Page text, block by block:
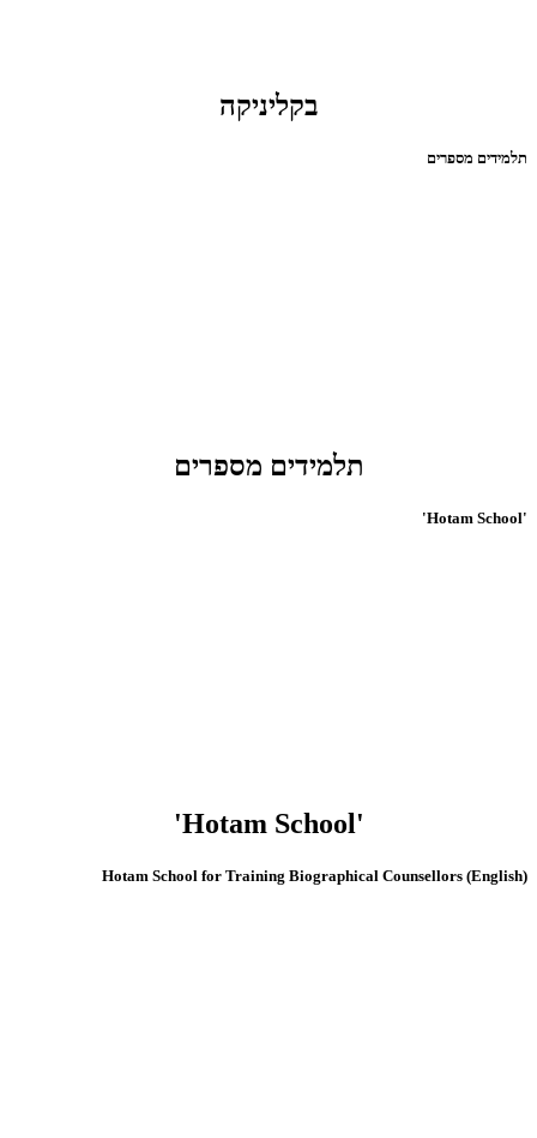
בקליניקה
תלמידים מספרים
תלמידים מספרים
'Hotam School'
'Hotam School'
(English) Hotam School for Training Biographical Counsellors